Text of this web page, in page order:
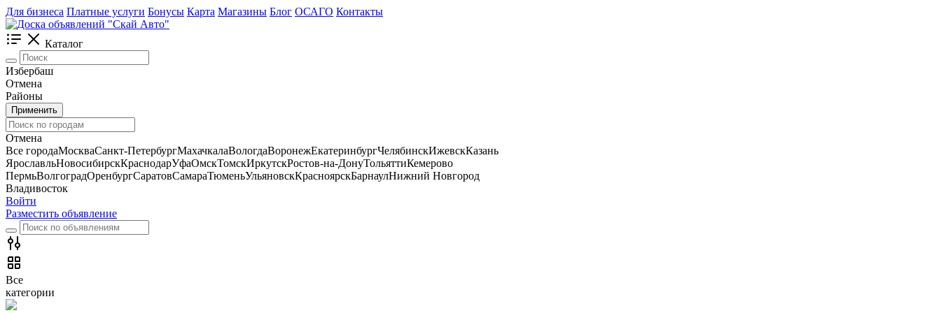
Для бизнеса Платные услуги Бонусы Карта Магазины Блог ОСАГО Контакты
Каталог
Избербаш
Отмена
Районы
Применить
Отмена
Все городаМоскваСанкт-ПетербургМахачкалаВологдаВоронежЕкатеринбургЧелябинскИжевскКазань
ЯрославльНовосибирскКраснодарУфаОмскТомскИркутскРостов-на-ДонуТольяттиКемерово
ПермьВолгоградОренбургСаратовСамараТюменьУльяновскКрасноярскБарнаулНижний Новгород
Владивосток
Войти
Разместить объявление
Все
категории